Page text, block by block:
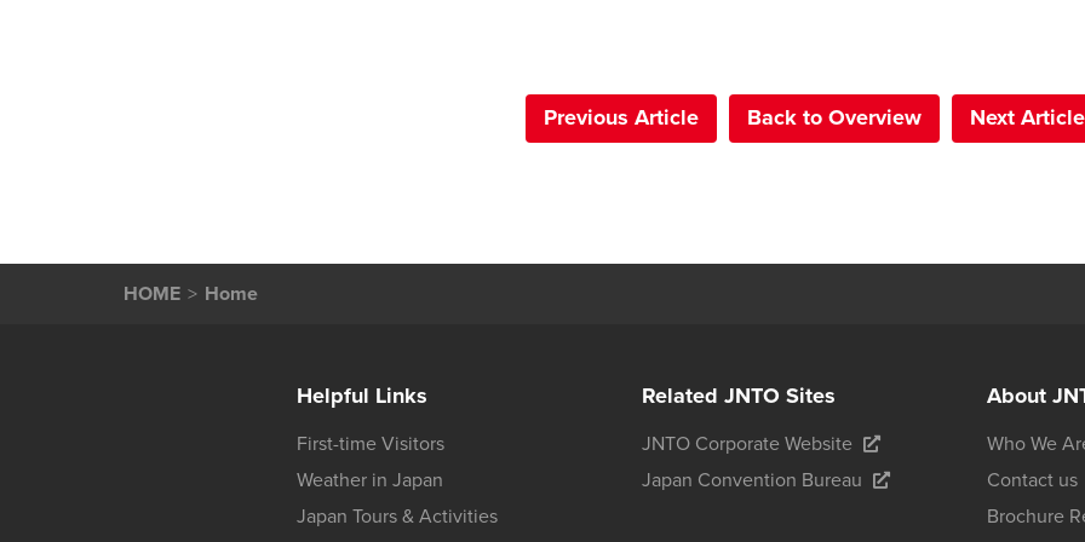
Previous Article Back to Overview Next Article
HOME Home
Helpful Links
First-time Visitors
Weather in Japan
Japan Tours & Activities
Related JNTO Sites
JNTO Corporate Website
Japan Convention Bureau
About
Who We
Contact us
Brochure